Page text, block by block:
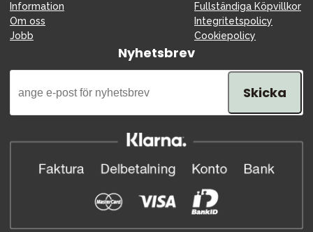
Information
Om oss
Jobb
Fullständiga Köpvillkor
Integritetspolicy
Cookiepolicy
Nyhetsbrev
Skicka